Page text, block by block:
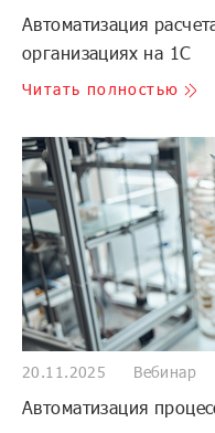
Автоматизация
организациях на 1С
Читать полностью
20.11.2025 Вебинар
Автоматизация